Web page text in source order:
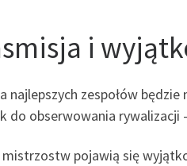
i
najlepszych zespołów
do obserwowania rywalizacji
pojawią się